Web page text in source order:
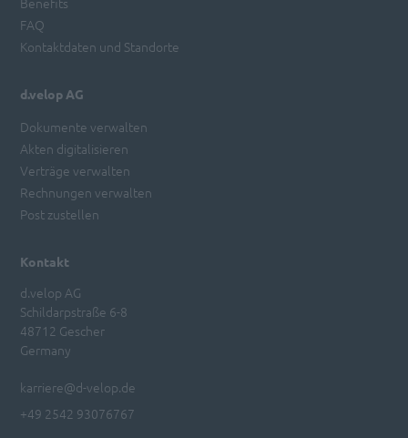
Kontakt
d.velop AG
Schildarpstraße 6-8
48712 Gescher
Germany
karriere@d-velop.de
+49 2542 93076767
FAQ
Kontaktdaten und Standorte
d.velop AG
Dokumente verwalten
Akten digitalisieren
Verträge verwalten
Rechnungen verwalten
Post zustellen